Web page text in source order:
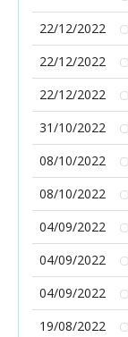
22/12/2022
22/12/2022
22/12/2022
31/10/2022
08/10/2022
08/10/2022
04/09/2022
04/09/2022
04/09/2022
19/08/2022